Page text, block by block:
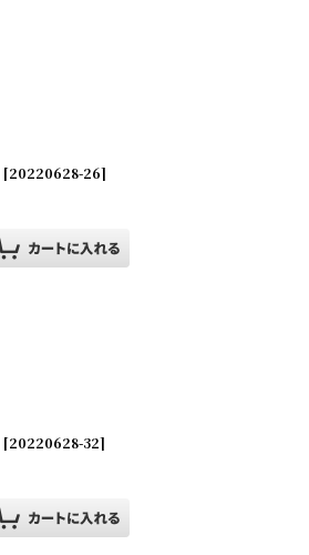
[20220628-26]
[20220628-32]